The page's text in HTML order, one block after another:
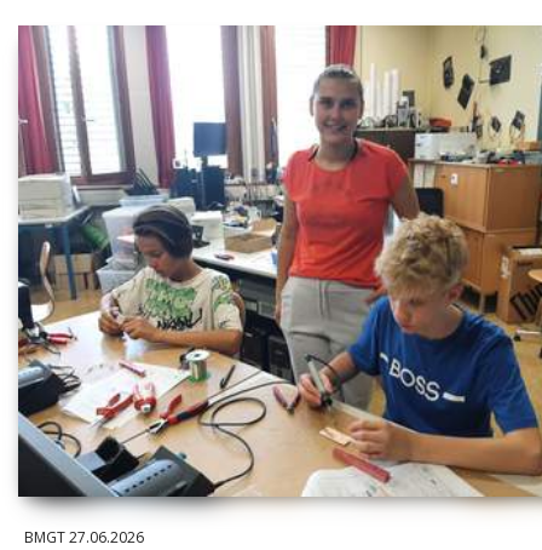
BMGT27.06.2026